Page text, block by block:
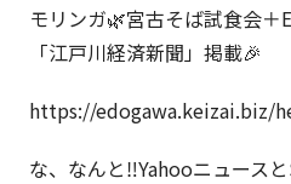
モリンガ🌿宮古そば試食会＋
「江戸川経済新聞」掲載🎉
https://edogawa.keizai.biz/
な、なんと‼️Yahooニュース